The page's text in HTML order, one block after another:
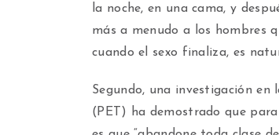
la noche, en una cama, y
más a menudo a los hombres
cuando el sexo finaliza, es
Segundo, una investigación
(PET) ha demostrado que